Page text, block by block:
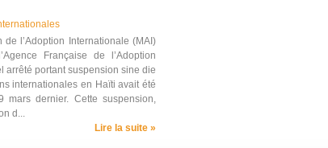
de l’Adoption Internationale (MAI)
Française de l’Adoption
arrêté portant suspension sine die
internationales en Haïti avait été
mars dernier. Cette suspension,
d...
Lire la suite »